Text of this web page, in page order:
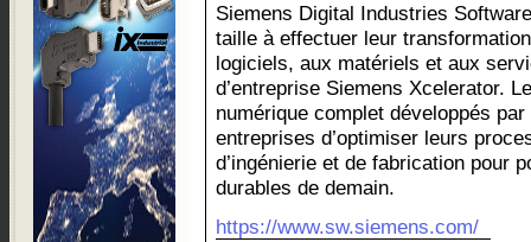
Siemens Digital Industries
taille à effectuer leur
logiciels, aux matériels et aux
d’entreprise Siemens Xcelerator.
numérique complet développés
entreprises d’optimiser leurs
d’ingénierie et de fabrication pour
durables de demain.
https://www.sw.siemens.com/